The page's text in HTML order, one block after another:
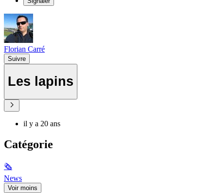
Florian Carré
Suivre
Les lapins
il y a 20 ans
Catégorie
🗞
News
Voir moins